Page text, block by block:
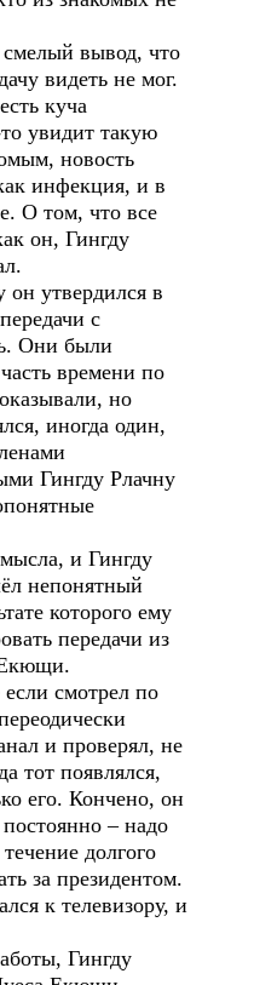
смелый вывод, что
видеть не мог.
куча
увидит такую
новость
инфекция, и в
О том, что все
он, Гингду
он утвердился в
с
Они были
времени по
но
иногда один,
Гингду Рлачну
и Гингду
непонятный
которого ему
передачи из
Екющи.
смотрел по
и проверял, не
тот появлялся,
его. Кончено, он
– надо
долгого
за президентом.
к телевизору, и
Гингду